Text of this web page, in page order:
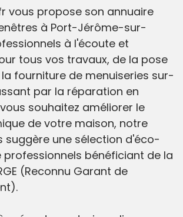
vous propose son annuaire
à Port-Jérôme-sur-
à l'écoute et
tous vos travaux, de la pose
fourniture de menuiseries sur-
par la réparation en
souhaitez améliorer le
de votre maison, notre
suggère une sélection d'éco-
bénéficiant de la
(Reconnu Garant de